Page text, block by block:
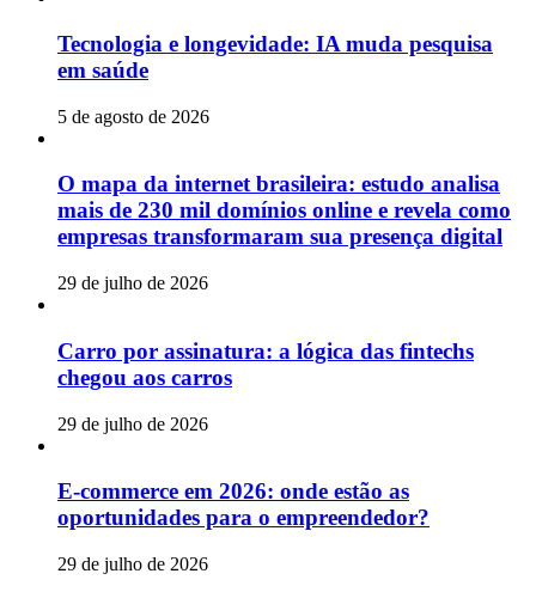
Tecnologia e longevidade: IA muda pesquisa
em saúde
5 de agosto de 2026
O mapa da internet brasileira: estudo analisa
mais de 230 mil domínios online e revela como
empresas transformaram sua presença digital
29 de julho de 2026
Carro por assinatura: a lógica das fintechs
chegou aos carros
29 de julho de 2026
E-commerce em 2026: onde estão as
oportunidades para o empreendedor?
29 de julho de 2026